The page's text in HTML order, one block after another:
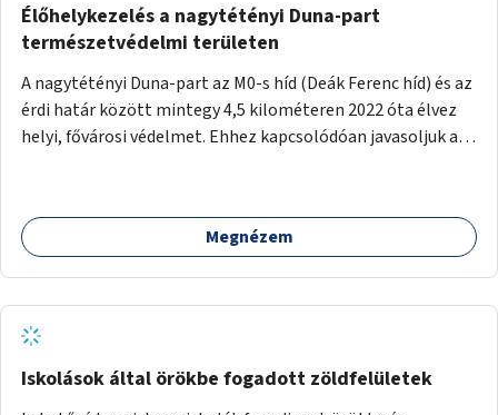
Élőhelykezelés a nagytétényi Duna-part
természetvédelmi területen
A nagytétényi Duna-part az M0-s híd (Deák Ferenc híd) és az
érdi határ között mintegy 4,5 kilométeren 2022 óta élvez
helyi, fővárosi védelmet. Ehhez kapcsolódóan javasoljuk a
Megnézem
Iskolások által örökbe fogadott zöldfelületek